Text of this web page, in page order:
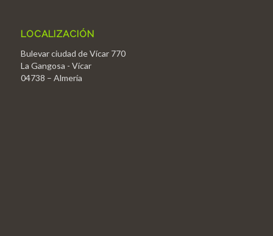
LOCALIZACIÓN
Bulevar ciudad de Vícar 770
La Gangosa - Vícar
04738 – Almería